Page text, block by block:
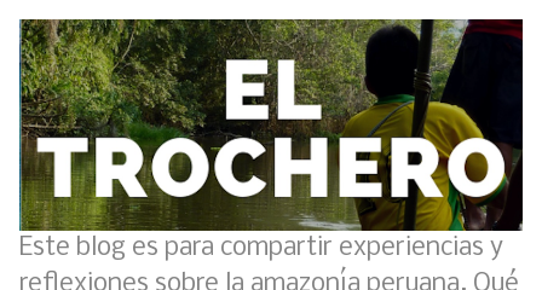
Este blog es para compartir experiencias y
reflexiones sobre la amazonía peruana. Qué